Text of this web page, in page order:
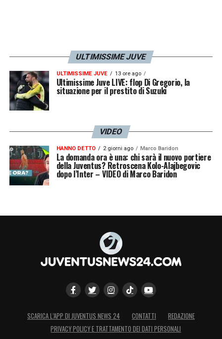
ULTIMISSIME JUVE
ULTIMISSIME JUVE 13 ore ago
Ultimissime Juve LIVE: flop Di Gregorio, la
situazione per il prestito di Suzuki
VIDEO
HANNO DETTO 2 giorni ago Marco Baridon
La domanda ora è una: chi sarà il nuovo portiere
della Juventus? Retroscena Kolo-Alajbegovic
dopo l’Inter – VIDEO di Marco Baridon
SCARICA L’APP DI JUVENTUS NEWS 24 CONTATTI
REDAZIONE
PRIVACY POLICY E TRATTAMENTO DEI DATI PERSONALI